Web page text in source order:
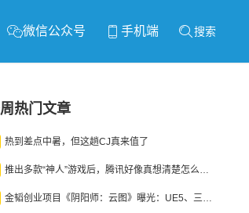
微信公众号 手机端 搜索
热门文章
热到差点中暑，但这趟CJ真来值了
推出多款“神人”游戏后，腾讯好像真想清楚怎么做二次元了
金韬创业项目《阴阳师：云图》曝光：UE5、三端互通、ARPG